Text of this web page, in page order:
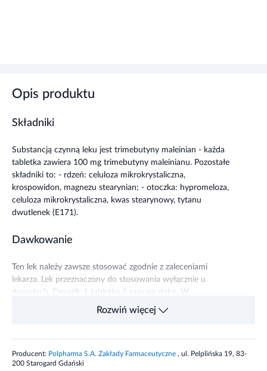
Opis produktu
Składniki
Substancją czynną leku jest trimebutyny maleinian - każda
tabletka zawiera 100 mg trimebutyny maleinianu. Pozostałe
składniki to: - rdzeń: celuloza mikrokrystaliczna,
krospowidon, magnezu stearynian; - otoczka: hypromeloza,
celuloza mikrokrystaliczna, kwas stearynowy, tytanu
dwutlenek (E171).
Dawkowanie
Ten lek należy zawsze stosować zgodnie z zaleceniami
lekarza. Lek przeznaczony do stosowania wyłącznie u
dorosłych. Dorośli: 1 tabletka 3 razy na dobę. W
wyjątkowych przypadkach dawkę można zwiększyć do 6
tabletek na dobę w dawkach podzielonych.
Rozwiń więcej
Producent: Polpharma S.A. Zakłady Farmaceutyczne , ul. Pelplińska 19, 83-
200 Starogard Gdański